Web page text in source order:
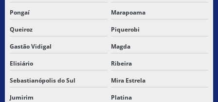
Pongaí Marapoama
Queiroz Piquerobi
Gastão Vidigal Magda
Elisiário Ribeira
Sebastianópolis do Sul Mira Estrela
Jumirim Platina